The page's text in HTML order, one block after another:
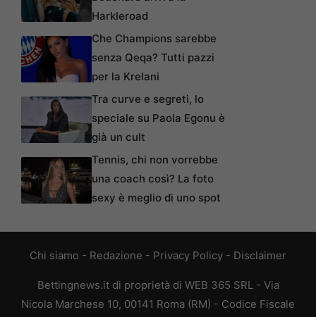
Harkleroad
Che Champions sarebbe
senza Qeqa? Tutti pazzi
per la Krelani
Tra curve e segreti, lo
speciale su Paola Egonu è
già un cult
Tennis, chi non vorrebbe
una coach così? La foto
sexy è meglio di uno spot
Chi siamo - Redazione - Privacy Policy - Disclaimer
Bettingnews.it di proprietà di WEB 365 SRL - Via
Nicola Marchese 10, 00141 Roma (RM) - Codice Fiscale